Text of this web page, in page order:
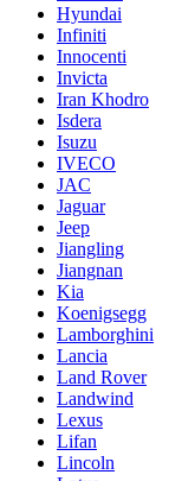
Hyundai
Infiniti
Innocenti
Invicta
Iran Khodro
Isdera
Isuzu
IVECO
JAC
Jaguar
Jeep
Jiangling
Jiangnan
Kia
Koenigsegg
Lamborghini
Lancia
Land Rover
Landwind
Lexus
Lifan
Lincoln